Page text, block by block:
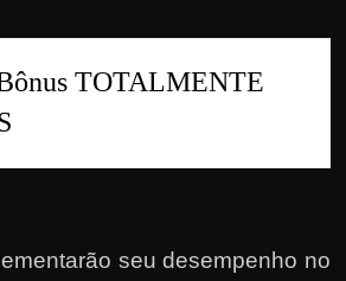
TOTALMENTE
seu desempenho no